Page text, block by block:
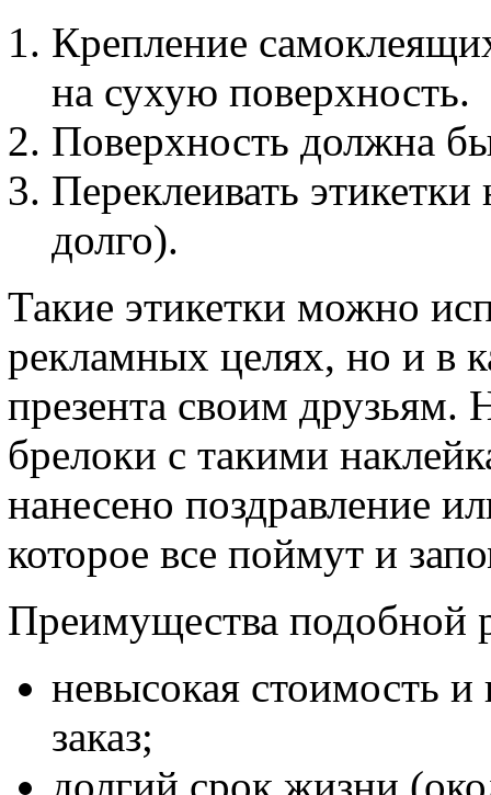
Крепление
на сухую поверхность.
Поверхность должна
Переклеивать
долго).
Такие этикетки можно
рекламных целях, но и в
презента своим друзьям.
брелоки с такими
нанесено поздравление
которое все поймут и
Преимущества подобной
невысокая стоимость
заказ;
долгий срок жизни